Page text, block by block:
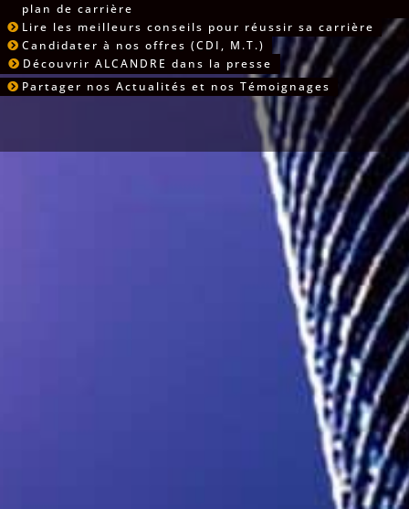
plan de carrière
Lire les meilleurs conseils pour réussir sa carrière
Candidater à nos offres (CDI, M.T.)
Découvrir ALCANDRE dans la presse
Partager nos Actualités et nos Témoignages